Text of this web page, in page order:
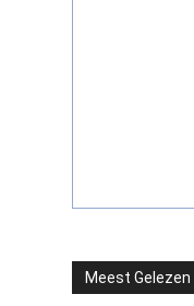
Meest Gelezen